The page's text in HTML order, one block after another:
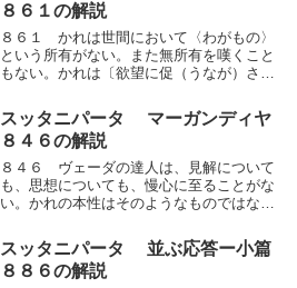
８６１の解説
８６１ かれは世間において〈わがもの〉
という所有がない。また無所有を嘆くこと
もない。かれは〔欲望に促（うなが）され
もない。かれは実に〈平安なる者〉と呼ば
れる。」世の人々は、人間的思考の運動
（好き⇔嫌い）...
スッタニパータ マーガンディヤ
８４６の解説
８４６ ヴェーダの達人は、見解について
も、思想についても、慢心に至ることがな
い。かれの本性はそのようなものではない
導かれないし、また伝統的な学問によって
も導かれない。かれは執着の巣窟に導きい
れられること...
スッタニパータ 並ぶ応答ー小篇
８８６の解説